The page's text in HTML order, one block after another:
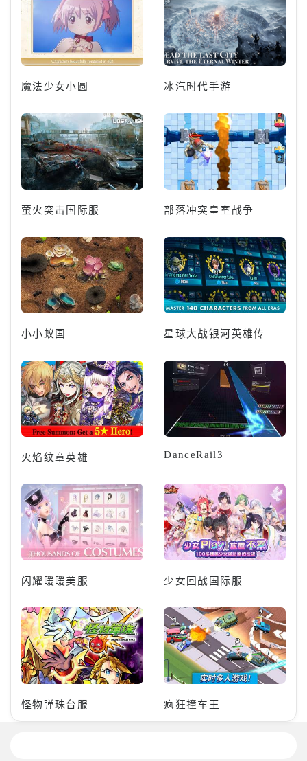
魔法少女小圆 冰汽时代手游
萤火突击国际服 部落冲突皇室战争
小小蚁国 星球大战银河英雄传
火焰纹章英雄 DanceRail3
闪耀暖暖美服 少女回战国际服
怪物弹珠台服 疯狂撞车王